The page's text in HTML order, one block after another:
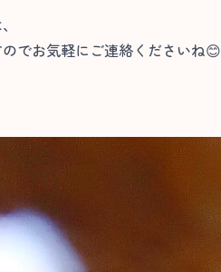
でお気軽にご連絡くださいね😊